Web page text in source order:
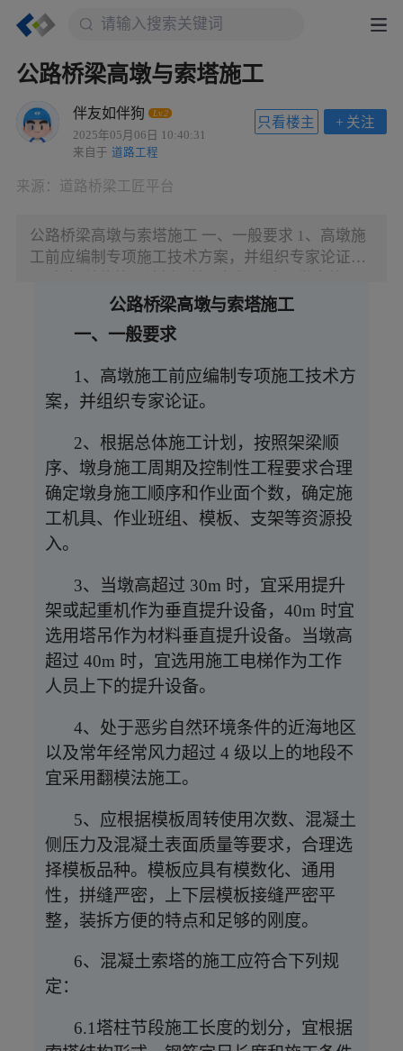
公路桥梁高墩与索塔施工
伴友如伴狗 Lv.2
2025年05月06日 10:40:31
来自于 道路工程
+ 关注
只看楼主
来源： 道路桥梁工匠平台
公路桥梁高墩与索塔施工 一、一般要求 1、高墩施
工前应编制专项施工技术方案，并组织专家论证。
周期及控制性工程要求合理确定墩身施工顺序和作
业面个数，确定施工机具、作业班组、模板、支架
等资源投入。 3、当墩高超过 30m 时，宜采用提升
架或起重机作为垂直提升设备，40m 时宜选用塔吊
作为材料垂直提升设备。当墩高超过 40m 时，宜选
用施工电梯作为工作人员上下的提升设备。
公路桥梁高墩与索塔施工
一、一般要求
1、高墩施工前应编制专项施工技术方
案，并组织专家论证。
2、根据总体施工计划，按照架梁顺
序、墩身施工周期及控制性工程要求合理
确定墩身施工顺序和作业面个数，确定施
工机具、作业班组、模板、支架等资源投
入。
3、当墩高超过 30m 时，宜采用提升
架或起重机作为垂直提升设备，40m 时宜
选用塔吊作为材料垂直提升设备。当墩高
超过 40m 时，宜选用施工电梯作为工作
人员上下的提升设备。
4、处于恶劣自然环境条件的近海地区
以及常年经常风力超过 4 级以上的地段不
宜采用翻模法施工。
5、应根据模板周转使用次数、混凝土
侧压力及混凝土表面质量等要求，合理选
择模板品种。模板应具有模数化、通用
性，拼缝严密，上下层模板接缝严密平
整，装拆方便的特点和足够的刚度。
6、混凝土索塔的施工应符合下列规
定：
6.1塔柱节段施工长度的划分，宜根据